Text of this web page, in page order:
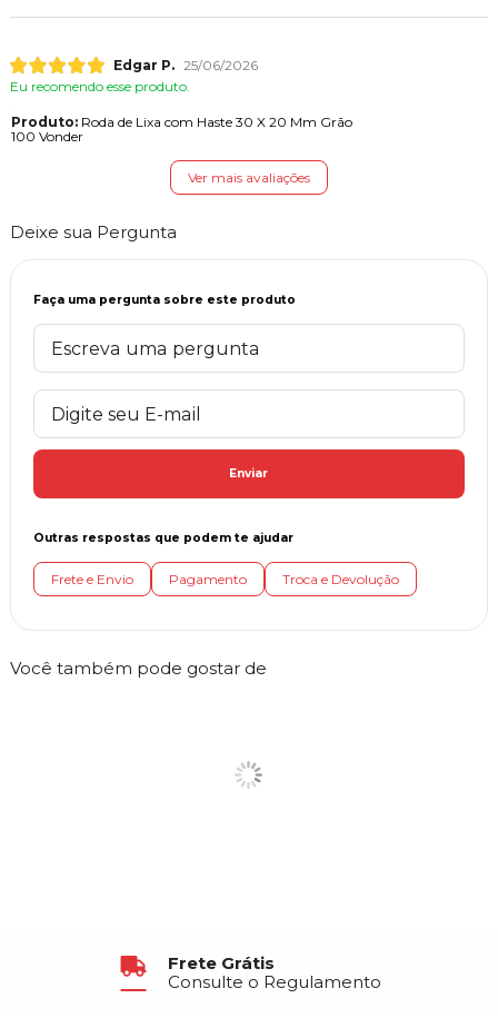
Edgar P. 25/06/2026
Eu recomendo esse produto.
Produto:Roda de Lixa com Haste 30 X 20 Mm Grão
100 Vonder
Ver mais avaliações
Deixe sua Pergunta
Faça uma pergunta sobre este produto
Enviar
Outras respostas que podem te ajudar
Frete e Envio Pagamento Troca e Devolução
Você também pode gostar de
Frete Grátis
Consulte o Regulamento